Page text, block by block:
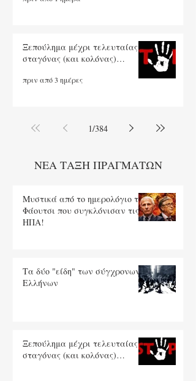
Ξεπούλημα μέχρι τελευταίας
σταγόνας (και κολόνας)…
πριν από 3 ημέρες
1/384
ΝΕΑ ΤΑΞΗ ΠΡΑΓΜΑΤΩΝ
Μυστικά από το ημερολόγιο του
Φάουτσι που συγκλόνισαν τις
ΗΠΑ!
Τα δύο "είδη" των σύγχρονων
Ελλήνων
Ξεπούλημα μέχρι τελευταίας
σταγόνας (και κολόνας)…